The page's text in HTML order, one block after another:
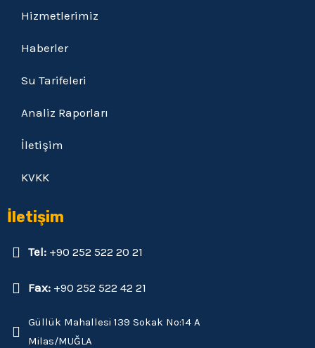
Hizmetlerimiz
Haberler
Su Tarifeleri
Analiz Raporları
İletişim
KVKK
İletişim
Tel: +90 252 522 20 21
Fax: +90 252 522 42 21
Güllük Mahallesi 139 Sokak No:14 A
Milas/MUĞLA